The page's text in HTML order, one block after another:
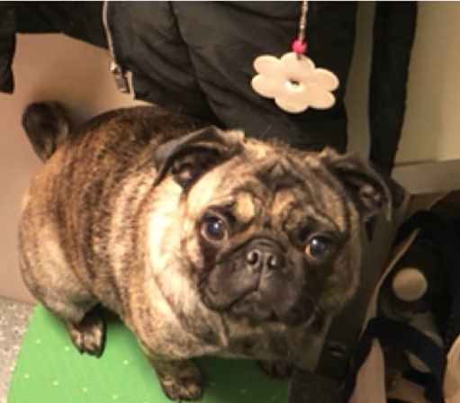
DOPP tyylikirje!
Tilaa tyylikirje ja inspiroidu ajattomasta
tyylistä sekä uusista näkökulmista